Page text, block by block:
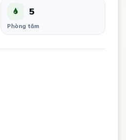
5
Phòng tắm